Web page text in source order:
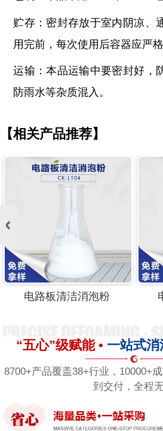
贮存：密封存放于室内阴凉、
用完前，每次使用后容器应严格
运输：本品运输中要密封好，
防雨水等杂质混入。
【相关产品推荐】
电路板清洁消泡粉
“五心”级赋能 • 一站式
8700+产品覆盖38+行业，10000+
到交付，全程